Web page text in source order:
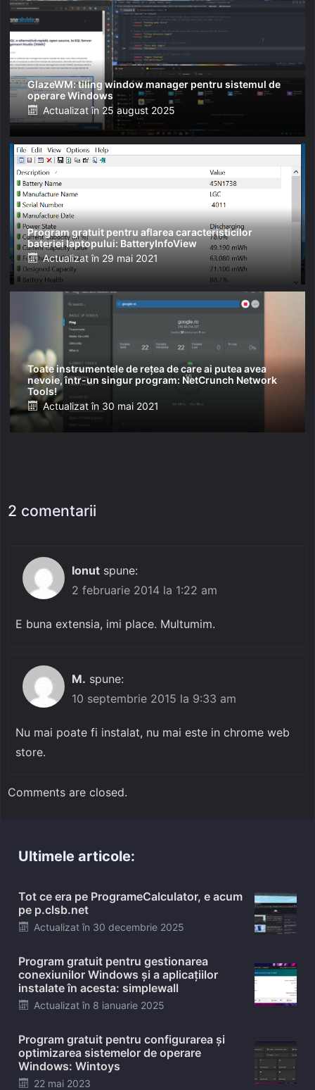
GlazeWM: tiling window manager pentru sistemul de
operare Windows
Posted
on
Actualizat în 25 august 2025
Program gratuit pentru aflarea caracteristicilor
bateriei laptopului: BatteryInfoView
Posted
on
Actualizat în 29 mai 2021
Toate instrumentele de rețea de care ai putea avea
nevoie, într-un singur program: NetCrunch Network
Tools!
Posted
on
Actualizat în 30 mai 2021
2 comentarii
Ionut spune:
2 februarie 2014 la 1:22 am
E buna extensia, imi place. Multumim.
M. spune:
10 septembrie 2015 la 9:33 am
Nu mai poate fi instalat, nu mai este in chrome web
store.
Comments are closed.
Ultimele articole:
Tot ce era pe ProgrameCalculator, e acum
pe p.clsb.net
Posted
Actualizat în 30 decembrie 2025
Program gratuit pentru gestionarea
conexiunilor Windows și a aplicațiilor
instalate în acesta: simplewall
Posted
Actualizat în 8 ianuarie 2025
Program gratuit pentru configurarea și
optimizarea sistemelor de operare
Windows: Wintoys
Posted
22 mai 2023